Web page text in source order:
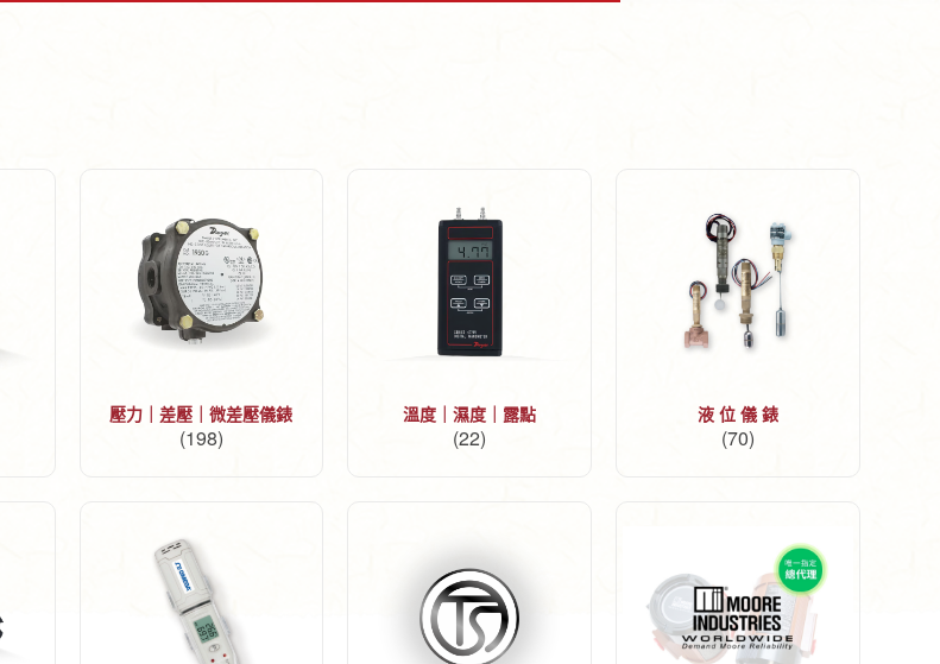
壓力｜差壓｜微差壓儀錶
(198)
溫度｜濕度｜露點
(22)
液 位 儀 錶
(70)